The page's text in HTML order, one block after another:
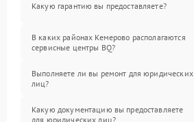
Какую гарантию вы предоставляете?
В каких районах Кемерово располагаются
сервисные центры BQ?
Выполняете ли вы ремонт для юридических
лиц?
Какую документацию вы предоставляете
для юридических лиц?